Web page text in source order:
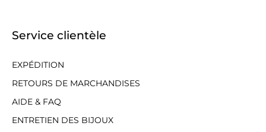
Service clientèle
EXPÉDITION
RETOURS DE MARCHANDISES
AIDE & FAQ
ENTRETIEN DES BIJOUX